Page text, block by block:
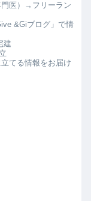
門医）→フリーラン
&Giブログ」で情
建
てる情報をお届け